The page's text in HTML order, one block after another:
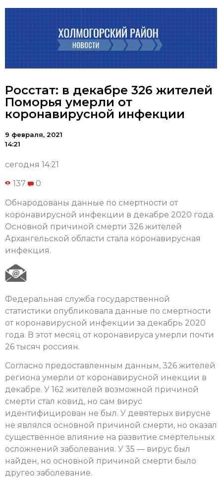
Росстат: в декабре 326 жителей
Поморья умерли от
коронавирусной инфекции
9 февраля, 2021
14:21
сегодня 14:21
137 0
Обнародованы данные по смертности от
коронавирусной инфекции в декабре 2020 года.
Основной причиной смерти 326 жителей
Архангельской области стала коронавирусная
инфекция.
Федеральная служба государственной
статистики опубликовала данные по смертности
от коронавирусной инфекции за декабрь 2020
года. В этот месяц от коронавируса умерли почти
26 тысяч россиян.
Согласно предоставленным данным, 326 жителей
региона умерли от коронавирусной инекции в
декабре. У 162 жителей возможной причиной
смерти стал ковид, но сам вирус
идентифицирован не был. У девятерых вирусне
не являлся основной причиной смерти, но оказал
существенное влияние на развитие смертельных
осложнений заболевания. У 35 — вирус был
найден, но основной причиной смерти было
другео заболевание.